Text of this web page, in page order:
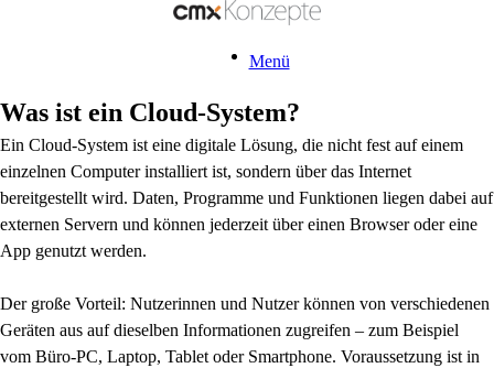
Menü
Was ist ein Cloud-System?
Ein Cloud-System ist eine digitale Lösung, die nicht fest auf einem
einzelnen Computer installiert ist, sondern über das Internet
bereitgestellt wird. Daten, Programme und Funktionen liegen dabei auf
externen Servern und können jederzeit über einen Browser oder eine
App genutzt werden.
Der große Vorteil: Nutzerinnen und Nutzer können von verschiedenen
Geräten aus auf dieselben Informationen zugreifen – zum Beispiel
vom Büro-PC, Laptop, Tablet oder Smartphone. Voraussetzung ist in